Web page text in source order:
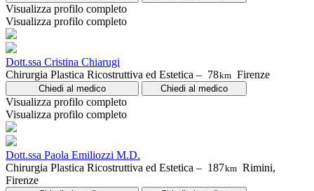
Visualizza profilo completo
Visualizza profilo completo
Dott.ssa Cristina Chiarugi
Chirurgia Plastica Ricostruttiva ed Estetica – 78km Firenze
Chiedi al medico Chiedi al medico
Visualizza profilo completo
Visualizza profilo completo
Dott.ssa Paola Emiliozzi M.D.
Chirurgia Plastica Ricostruttiva ed Estetica – 187km Rimini,
Firenze